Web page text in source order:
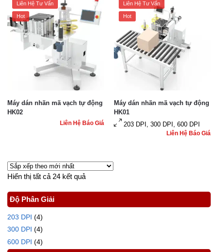
Liên Hệ Tư Vấn
Hot
Máy dán nhãn mã vạch tự động
HK02
Liên Hệ Báo Giá
Liên Hệ Tư Vấn
Hot
Máy dán nhãn mã vạch tự động
HK01
203 DPI, 300 DPI, 600 DPI
Liên Hệ Báo Giá
Hiển thị tất cả 24 kết quả
Độ Phân Giải
203 DPI (4)
300 DPI (4)
600 DPI (4)